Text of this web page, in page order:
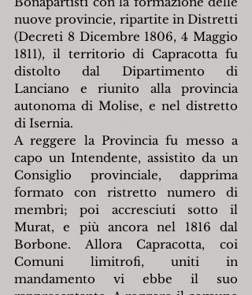
nuove provincie, ripartite in Distretti
(Decreti 8 Dicembre 1806, 4 Maggio
1811), il territorio di Capracotta fu
distolto dal Dipartimento di
Lanciano e riunito alla provincia
autonoma di Molise, e nel distretto
di Isernia.
A reggere la Provincia fu messo a
capo un Intendente, assistito da un
Consiglio provinciale, dapprima
formato con ristretto numero di
membri; poi accresciuti sotto il
Murat, e più ancora nel 1816 dal
Borbone. Allora Capracotta, coi
Comuni limitrofi, uniti in
mandamento vi ebbe il suo